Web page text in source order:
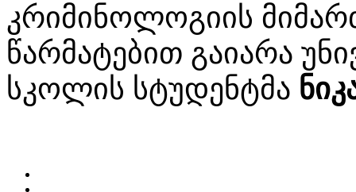
კრიმინოლოგიის
წარმატებით გაიარა
სკოლის სტუდენტმა